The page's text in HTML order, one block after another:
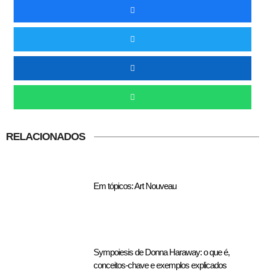
RELACIONADOS
Em tópicos: Art Nouveau
Sympoiesis de Donna Haraway: o que é,
conceitos-chave e exemplos explicados